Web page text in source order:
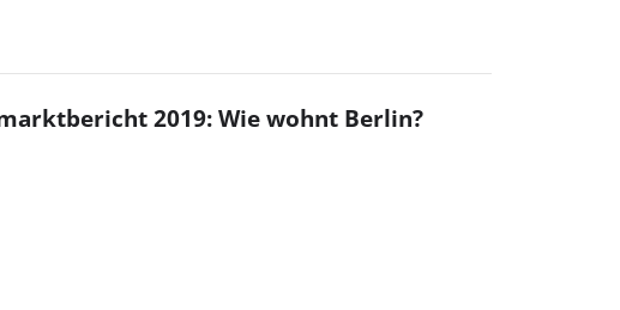
2019: Wie wohnt Berlin?